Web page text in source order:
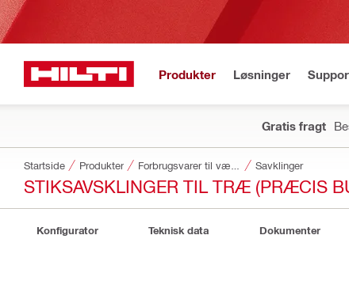
Produkter Løsninger
Gratis fragt
Startside Produkter Savklinger
STIKSAVSKLINGER TIL TRÆ (PRÆCIS
Konfigurator Teknisk data Dokumenter